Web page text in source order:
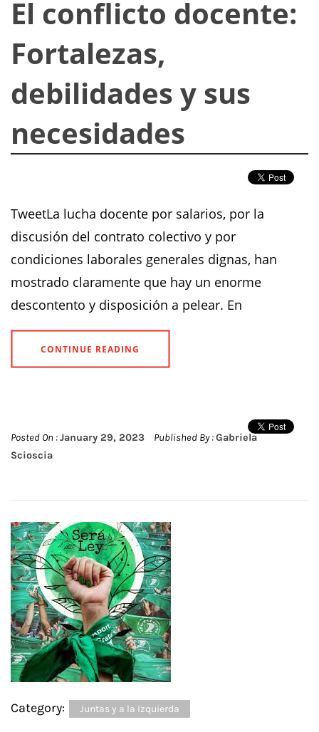
El conflicto docente:
Fortalezas,
debilidades y sus
necesidades
TweetLa lucha docente por salarios, por la
discusión del contrato colectivo y por
condiciones laborales generales dignas, han
mostrado claramente que hay un enorme
descontento y disposición a pelear. En
CONTINUE READING
Posted On :January 29, 2023 Published By :Gabriela
Scioscia
Category: Juntas y a la Izquierda